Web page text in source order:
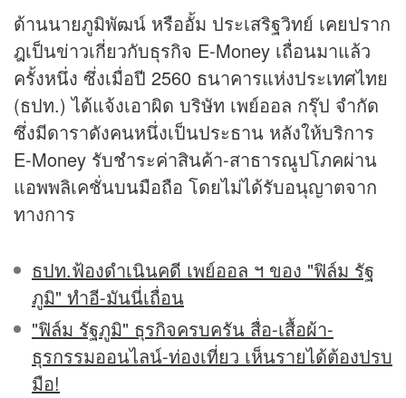
ด้านนายภูมิพัฒน์ หรืออั้ม ประเสริฐวิทย์ เคยปราก
ฎเป็นข่าวเกี่ยวกับธุรกิจ E-Money เถื่อนมาแล้ว
ครั้งหนึ่ง ซึ่งเมื่อปี 2560 ธนาคารแห่งประเทศไทย
(ธปท.) ได้แจ้งเอาผิด บริษัท เพย์ออล กรุ๊ป จำกัด
ซึ่งมีดาราดังคนหนึ่งเป็นประธาน หลังให้บริการ
E-Money รับชำระค่าสินค้า-สาธารณูปโภคผ่าน
แอพพลิเคชั่นบนมือถือ โดยไม่ได้รับอนุญาตจาก
ทางการ
ธปท.ฟ้องดำเนินคดี เพย์ออล ฯ ของ "ฟิล์ม รัฐ
ภูมิ" ทำอี-มันนี่เถื่อน
"ฟิล์ม รัฐภูมิ" ธุรกิจครบครัน สื่อ-เสื้อผ้า-
ธุรกรรมออนไลน์-ท่องเที่ยว เห็นรายได้ต้องปรบ
มือ!